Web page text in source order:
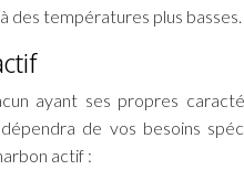
des températures plus basses.
ayant ses propres
de vos besoins
actif :